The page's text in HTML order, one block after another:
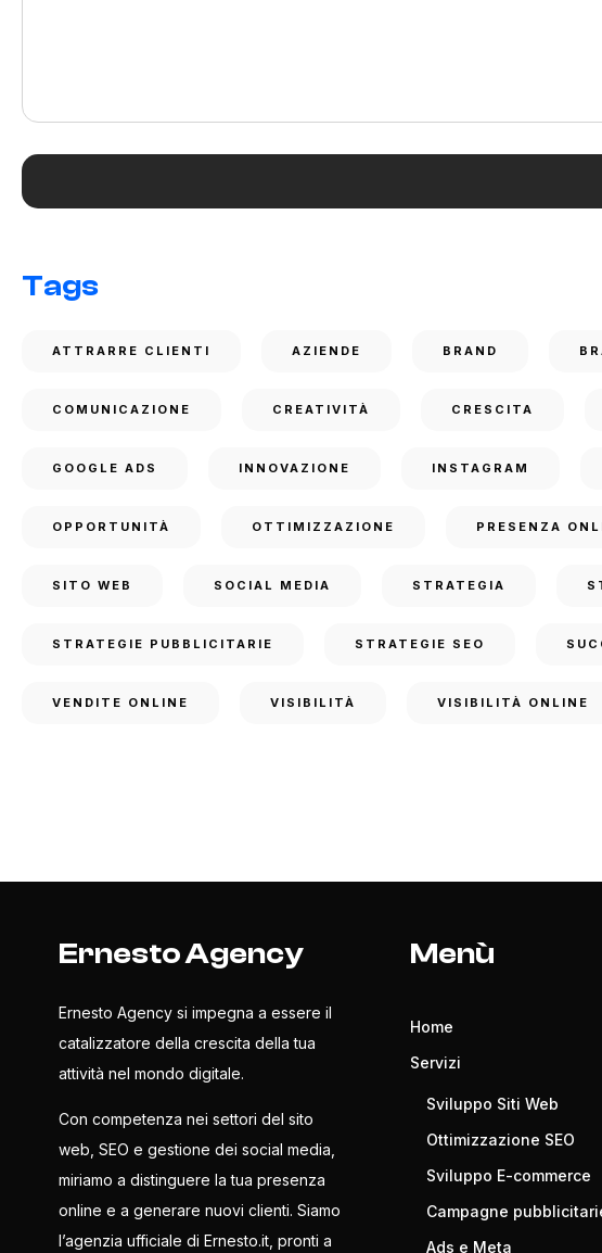
Tags
ATTRARRE CLIENTI AZIENDE BRAND
COMUNICAZIONE CREATIVITÀ CRESCITA
GOOGLE ADS INNOVAZIONE INSTAGRAM
OPPORTUNITÀ OTTIMIZZAZIONE PRESENZA
SITO WEB SOCIAL MEDIA STRATEGIA
STRATEGIE PUBBLICITARIE STRATEGIE SEO
VENDITE ONLINE VISIBILITÀ VISIBILITÀ ONLINE
Ernesto Agency
Ernesto Agency si impegna a essere il
catalizzatore della crescita della tua
attività nel mondo digitale.
Con competenza nei settori del sito
web, SEO e gestione dei social media,
miriamo a distinguere la tua presenza
online e a generare nuovi clienti. Siamo
l’agenzia ufficiale di Ernesto.it, pronti a
Menù
Home
Servizi
Sviluppo Siti Web
Ottimizzazione SEO
Sviluppo E-commerce
Campagne
Ads e Meta